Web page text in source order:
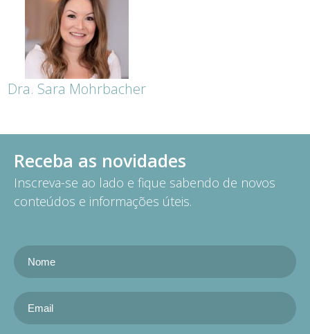
Dra. Sara Mohrbacher
Receba as novidades
Inscreva-se ao lado e fique sabendo de novos
conteúdos e informações úteis.